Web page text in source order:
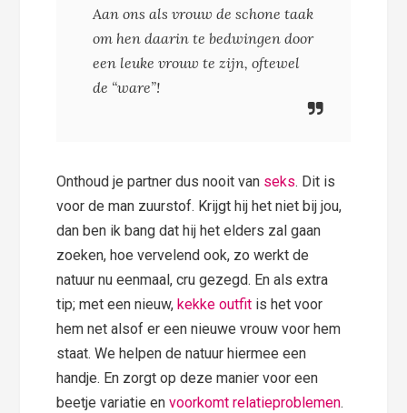
Aan ons als vrouw de schone taak
om hen daarin te bedwingen door
een leuke vrouw te zijn, oftewel
de “ware”!
Onthoud je partner dus nooit van seks. Dit is
voor de man zuurstof. Krijgt hij het niet bij jou,
dan ben ik bang dat hij het elders zal gaan
zoeken, hoe vervelend ook, zo werkt de
natuur nu eenmaal, cru gezegd. En als extra
tip; met een nieuw, kekke outfit is het voor
hem net alsof er een nieuwe vrouw voor hem
staat. We helpen de natuur hiermee een
handje. En zorgt op deze manier voor een
beetje variatie envoorkomt relatieproblemen.